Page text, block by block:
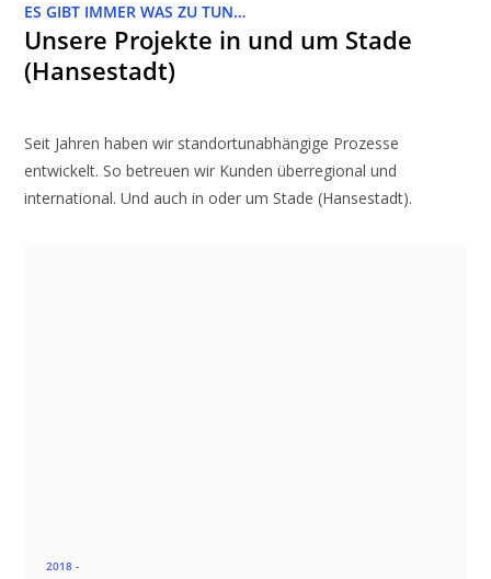
ES GIBT IMMER WAS ZU TUN…
Unsere Projekte in und um Stade
(Hansestadt)
Seit Jahren haben wir standortunabhängige Prozesse
entwickelt. So betreuen wir Kunden überregional und
international. Und auch in oder um Stade (Hansestadt).
2018 -